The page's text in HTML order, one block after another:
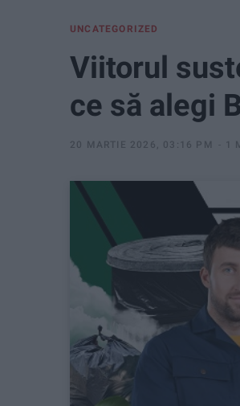
UNCATEGORIZED
Viitorul
ce să alegi
20 MARTIE 2026, 03:16 PM 1